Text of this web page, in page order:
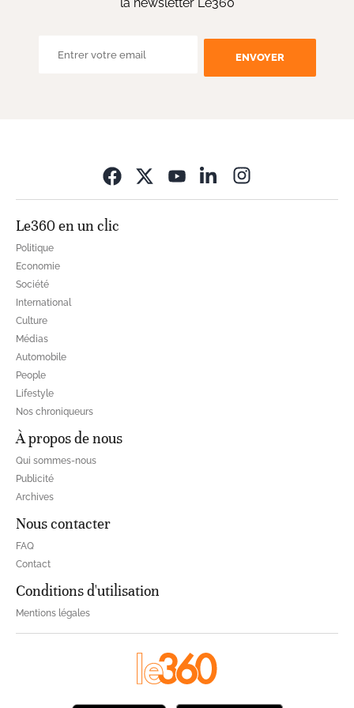
la newsletter Le360
ENVOYER
Le360 en un clic
Politique
Economie
Société
International
Culture
Médias
Automobile
People
Lifestyle
Nos chroniqueurs
À propos de nous
Qui sommes-nous
Publicité
Archives
Nous contacter
FAQ
Contact
Conditions d'utilisation
Mentions légales